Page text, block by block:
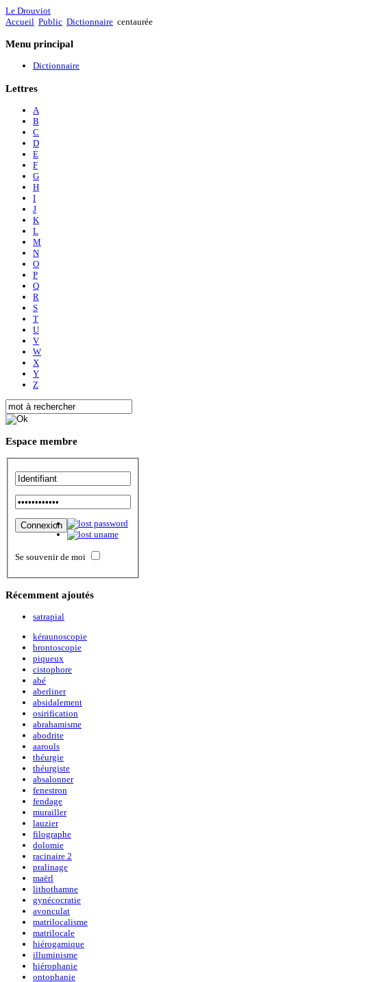
Le Drouviot
Accueil Public Dictionnaire centaurée
Menu principal
Dictionnaire
Lettres
A
B
C
D
E
F
G
H
I
J
K
L
M
N
O
P
Q
R
S
T
U
V
W
X
Y
Z
Espace membre
Se souvenir de moi
Récemment ajoutés
satrapial
kéraunoscopie
brontoscopie
piqueux
cistophore
abé
aberliner
absidalement
osirification
abrahamisme
abodrite
aarouls
théurgie
théurgiste
absalonner
fenestron
fendage
murailler
lauzier
filographe
dolomie
racinaire 2
pralinage
maërl
lithothamne
gynécocratie
avonculat
matrilocalisme
matrilocale
hiérogamique
illuminisme
hiérophanie
ontophanie